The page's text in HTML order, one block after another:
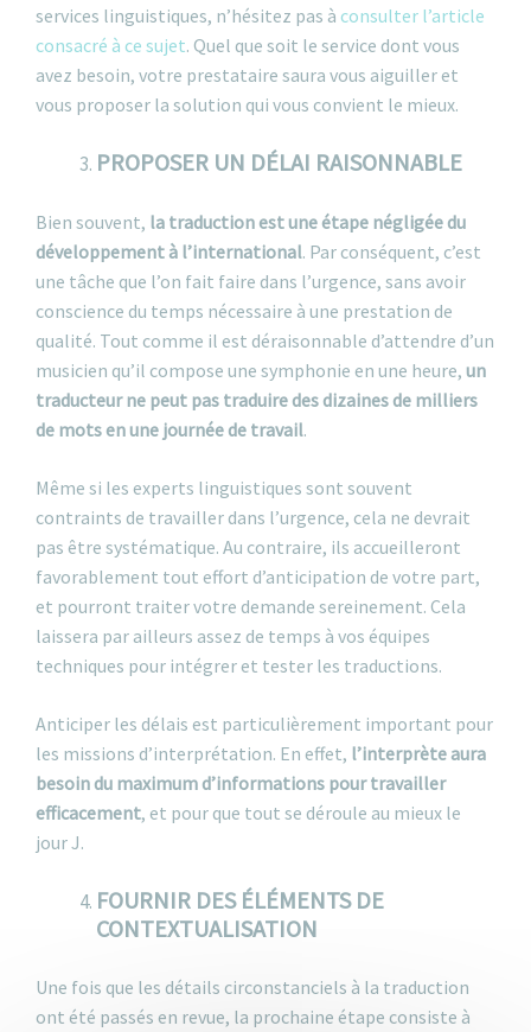
services linguistiques, n’hésitez pas à consulter l’article
consacré à ce sujet. Quel que soit le service dont vous
avez besoin, votre prestataire saura vous aiguiller et
vous proposer la solution qui vous convient le mieux.
PROPOSER UN DÉLAI RAISONNABLE
Bien souvent, la traduction est une étape négligée du
développement à l’international. Par conséquent, c’est
une tâche que l’on fait faire dans l’urgence, sans avoir
conscience du temps nécessaire à une prestation de
qualité. Tout comme il est déraisonnable d’attendre d’un
musicien qu’il compose une symphonie en une heure, un
traducteur ne peut pas traduire des dizaines de milliers
de mots en une journée de travail.
Même si les experts linguistiques sont souvent
contraints de travailler dans l’urgence, cela ne devrait
pas être systématique. Au contraire, ils accueilleront
favorablement tout effort d’anticipation de votre part,
et pourront traiter votre demande sereinement. Cela
laissera par ailleurs assez de temps à vos équipes
techniques pour intégrer et tester les traductions.
Anticiper les délais est particulièrement important pour
les missions d’interprétation. En effet, l’interprète aura
besoin du maximum d’informations pour travailler
efficacement, et pour que tout se déroule au mieux le
jour J.
FOURNIR DES ÉLÉMENTS DE
CONTEXTUALISATION
Une fois que les détails circonstanciels à la traduction
ont été passés en revue, la prochaine étape consiste à